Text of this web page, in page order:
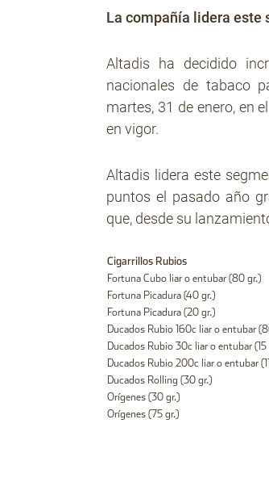
La compañía lidera este
Altadis ha decidido
nacionales de tabaco
martes, 31 de enero, en
en vigor.
Altadis lidera este
puntos el pasado año
que, desde su
Cigarrillos Rubios
Fortuna Cubo liar o entubar (80 gr.)
Fortuna Picadura (40 gr.)
Fortuna Picadura (20 gr.)
Ducados Rubio 160c liar o entubar
Ducados Rubio 30c liar o entubar (15
Ducados Rubio 200c liar o entubar
Ducados Rolling (30 gr.)
Orígenes (30 gr.)
Orígenes (75 gr.)